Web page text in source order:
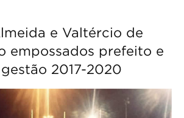
e Valtércio de
empossados prefeito e
2017-2020